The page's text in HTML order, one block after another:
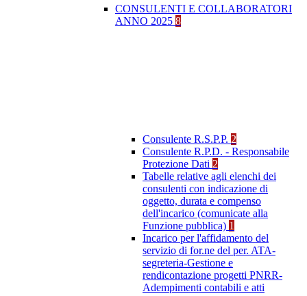
CONSULENTI E COLLABORATORI
ANNO 2025 8
Consulente R.S.P.P. 2
Consulente R.P.D. - Responsabile
Protezione Dati 2
Tabelle relative agli elenchi dei
consulenti con indicazione di
oggetto, durata e compenso
dell'incarico (comunicate alla
Funzione pubblica) 1
Incarico per l'affidamento del
servizio di for.ne del per. ATA-
segreteria-Gestione e
rendicontazione progetti PNRR-
Adempimenti contabili e atti